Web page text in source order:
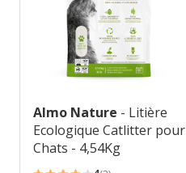
Almo Nature - Litière
Ecologique Catlitter pour
Chats - 4,54Kg